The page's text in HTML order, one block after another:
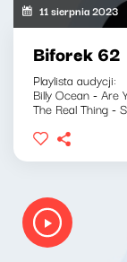
11 sierpnia 2023
Biforek 62
Playlista audycji:
Billy Ocean - Are
The Real Thing -